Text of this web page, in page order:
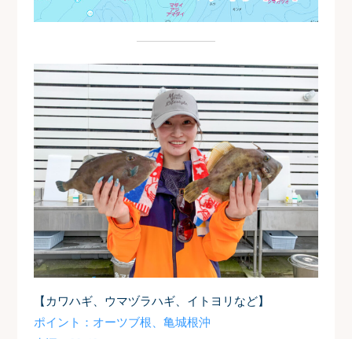
【カワハギ、ウマヅラハギ、イトヨリなど】
ポイント：オーツブ根、亀城根沖